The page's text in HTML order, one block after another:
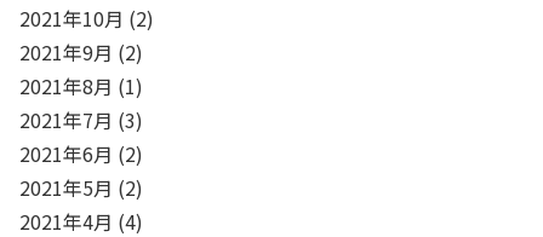
2021年10月 (2)
2021年9月 (2)
2021年8月 (1)
2021年7月 (3)
2021年6月 (2)
2021年5月 (2)
2021年4月 (4)